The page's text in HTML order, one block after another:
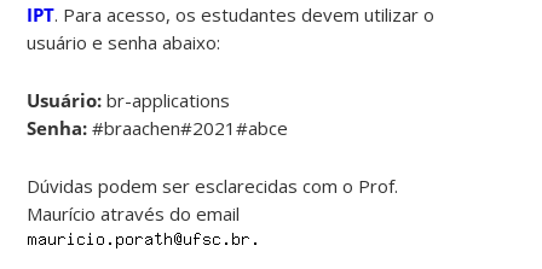
IPT. Para acesso, os estudantes devem utilizar o
usuário e senha abaixo:
Usuário: br-applications
Senha: #braachen#2021#abce
Dúvidas podem ser esclarecidas com o Prof.
Maurício através do email